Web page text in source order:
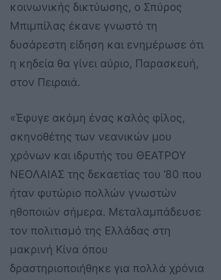
κοινωνικής δικτύωσης, ο Σπύρος
Μπιμπίλας έκανε γνωστό τη
δυσάρεστη είδηση και ενημέρωσε ότι
η κηδεία θα γίνει αύριο, Παρασκευή,
στον Πειραιά.
«Έφυγε ακόμη ένας καλός φίλος,
σκηνοθέτης των νεανικών μου
χρόνων και ιδρυτής του ΘΕΑΤΡΟΥ
ΝΕΟΛΑΙΑΣ της δεκαετίας του ’80 που
ήταν φυτώριο πολλών γνωστών
ηθοποιών σήμερα. Μεταλαμπάδευσε
τον πολιτισμό της Ελλάδας στη
μακρινή Κίνα όπου
δραστηριοποιήθηκε για πολλά χρόνια